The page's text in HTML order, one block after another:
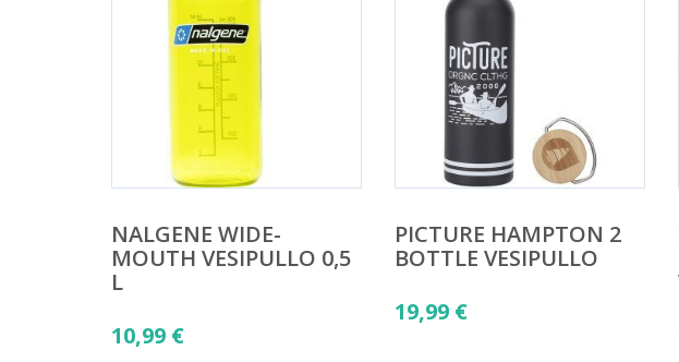
NALGENE WIDE-
MOUTH VESIPULLO 0,5
L
10,99 €
PICTURE HAMPTON 2
BOTTLE VESIPULLO
19,99 €